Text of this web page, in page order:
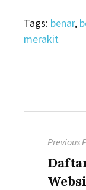
Tags: benar,
merakit
Previous
Previous
post: